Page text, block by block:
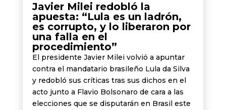
Javier Milei redobló la
apuesta: “Lula es un ladrón,
es corrupto, y lo liberaron por
una falla en el
procedimiento”
El presidente Javier Milei volvió a apuntar
contra el mandatario brasileño Lula da Silva
y redobló sus críticas tras sus dichos en el
acto junto a Flavio Bolsonaro de cara a las
elecciones que se disputarán en Brasil este